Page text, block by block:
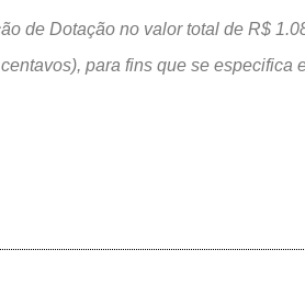
de Dotação no valor total de R$
para fins que se especifica